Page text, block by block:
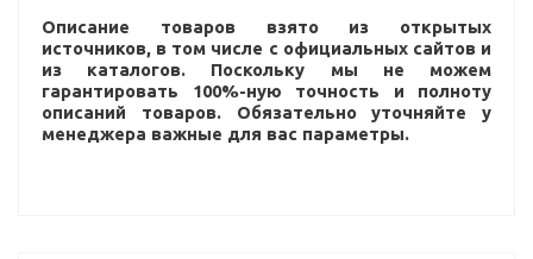
Описание товаров взято из открытых
источников, в том числе с официальных сайтов и
из каталогов. Поскольку мы не можем
гарантировать 100%-ную точность и полноту
описаний товаров. Обязательно уточняйте у
менеджера важные для вас параметры.